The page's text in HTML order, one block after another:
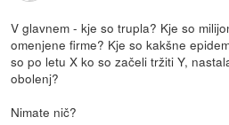
V glavnem - kje so trupla? Kje so
omenjene firme? Kje so kakšne
so po letu X ko so začeli tržiti Y,
obolenj?
Nimate nič?